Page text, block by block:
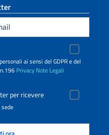
ai sensi del GDPR e del
Privacy Note Legali
per ricevere